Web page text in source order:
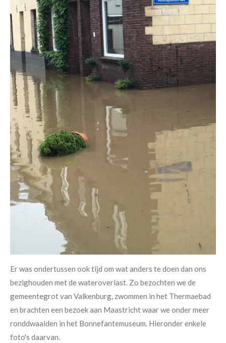
Er was ondertussen ook tijd om wat anders te doen dan ons
bezighouden met de wateroverlast. Zo bezochten we de
gemeentegrot van Valkenburg, zwommen in het Thermaebad
en brachten een bezoek aan Maastricht waar we onder meer
ronddwaalden in het Bonnefantemuseum. Hieronder enkele
foto's daarvan.